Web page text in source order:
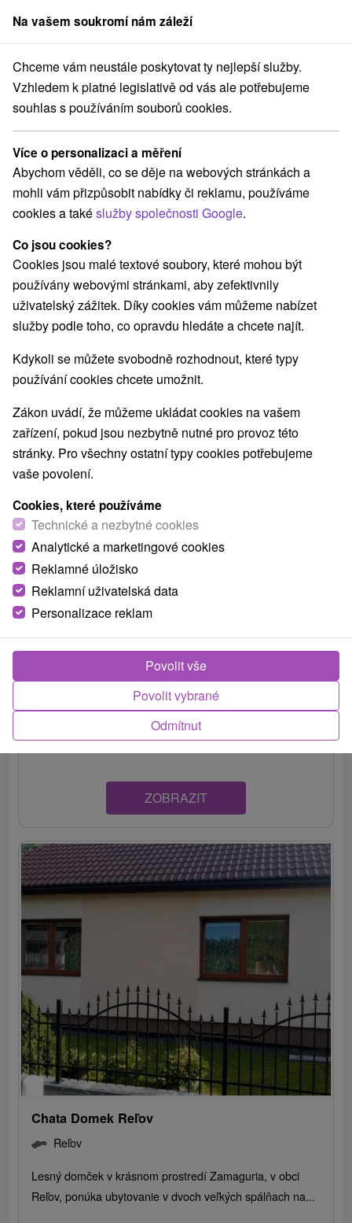
člen skupinySorger
na Slovensku Východné Slovensko Prešovský kraj
Ubytování Reľov
Kategorie
Všechny kategorie
Chaty na prenájom(2)
Drevenice(3) Penzióny(1)
Vyberte lokalitu nebo termín
VŠECHNY TOP - NEJPRODÁVANĚJŠÍ NEJLEVNĚJŠÍ
Lutra Montana Reľov
Ubytovanie v nádhernom prostredí Pieninského
národného parku, v zamagurskej obci Reľov. Ponúka
ZOBRAZIT
Chata Domek Reľov
Reľov
Lesný domček v krásnom prostredí Zamaguria, v obci
Reľov, ponúka ubytovanie v dvoch veľkých spálňach na...
Na vašem soukromí nám záleží
Chceme vám neustále poskytovat ty nejlepší služby.
Vzhledem k platné legislativě od vás ale potřebujeme
souhlas s používáním souborů cookies.
Více o personalizaci a měření
Abychom věděli, co se děje na webových stránkách a
mohli vám přizpůsobit nabídky či reklamu, používáme
cookies a takéslužby společnosti Google.
Co jsou cookies?
Cookies jsou malé textové soubory, které mohou být
používány webovými stránkami, aby zefektivnily
uživatelský zážitek. Díky cookies vám můžeme nabízet
služby podle toho, co opravdu hledáte a chcete najít.
Kdykoli se můžete svobodně rozhodnout, které typy
používání cookies chcete umožnit.
Zákon uvádí, že můžeme ukládat cookies na vašem
zařízení, pokud jsou nezbytně nutné pro provoz této
stránky. Pro všechny ostatní typy cookies potřebujeme
vaše povolení.
Cookies, které používáme
Technické a nezbytné cookies
Analytické a marketingové cookies
Reklamné úložisko
Reklamní uživatelská data
Personalizace reklam
Odmítnut
Povolit vybrané
Povolit vše